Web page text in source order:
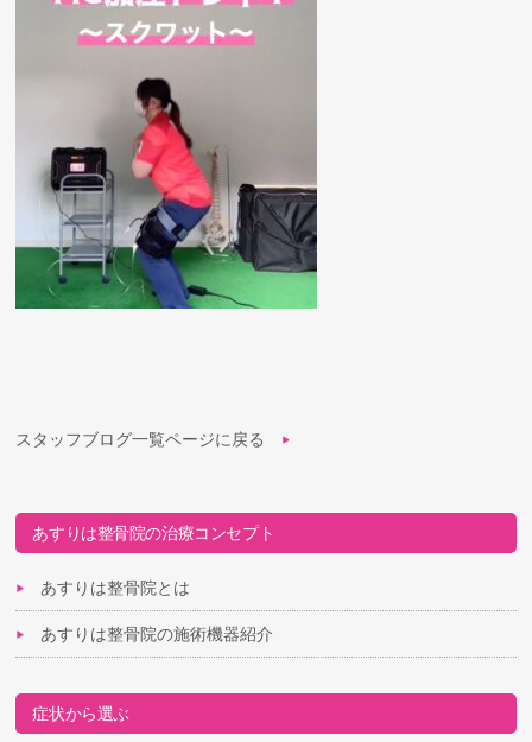
スタッフブログ一覧ページに戻る
あすりは整骨院の治療コンセプト
あすりは整骨院とは
あすりは整骨院の施術機器紹介
症状から選ぶ